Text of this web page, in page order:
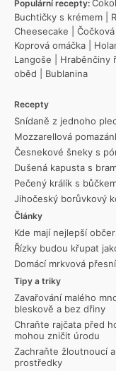
Populární recepty:
Buchtičky s krémem
Cheesecake
Koprová omáčka
Langoše
Hraběnčiny
oběd
Bublanina
Recepty
Snídaně z jednoho
Mozzarellová
Česnekové šneky s
Dušená kapusta s
Pečený králík s
Jihočeský borůvkový
Články
Kde mají nejlepší
Řízky budou křupat
Domácí mrkvová
Tipy a triky
Zavařování malého
bleskově a bez dřiny
Chraňte rajčata před
mohou zničit úrodu
Zachraňte žloutnoucí
prostředky